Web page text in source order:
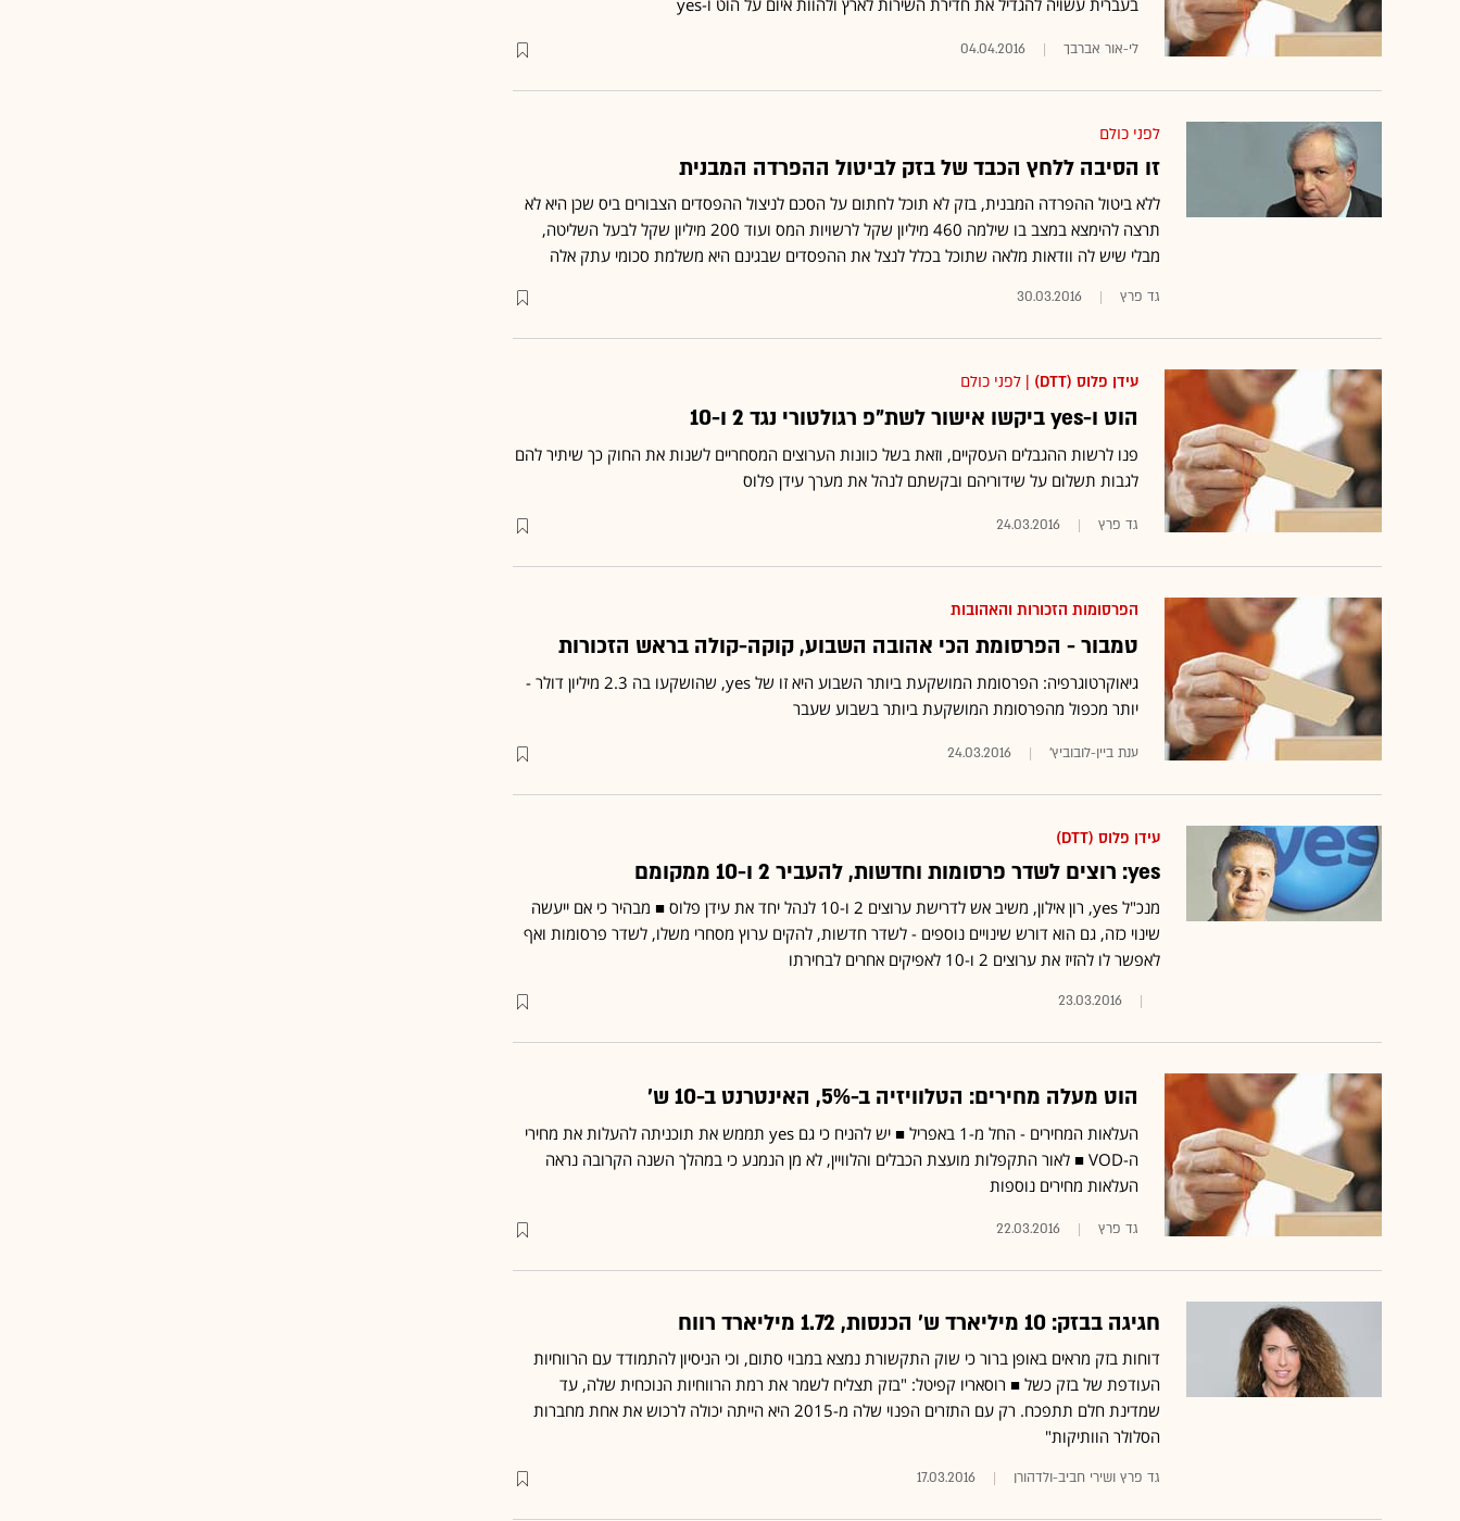
בעברית עשויה להגדיל את חדירת השירות לארץ ולהוות איום על הוט ו-yes
לי-אור אברבך 04.04.2016
לפני כולם
זו הסיבה ללחץ הכבד של בזק לביטול ההפרדה המבנית
ללא ביטול ההפרדה המבנית, בזק לא תוכל לחתום על הסכם לניצול ההפסדים הצבורים ביס שכן היא לא
תרצה להימצא במצב בו שילמה 460 מיליון שקל לרשויות המס ועוד 200 מיליון שקל לבעל השליטה,
מבלי שיש לה וודאות מלאה שתוכל בכלל לנצל את ההפסדים שבגינם היא משלמת סכומי עתק אלה
גד פרץ 30.03.2016
עידן פלוס (DTT) | לפני כולם
הוט ו-yes ביקשו אישור לשת"פ רגולטורי נגד 2 ו-10
פנו לרשות ההגבלים העסקיים, וזאת בשל כוונות הערוצים המסחריים לשנות את החוק כך שיתיר להם
לגבות תשלום על שידוריהם ובקשתם לנהל את מערך עידן פלוס
גד פרץ 24.03.2016
הפרסומות הזכורות והאהובות
טמבור - הפרסומת הכי אהובה השבוע, קוקה-קולה בראש הזכורות
גיאוקרטוגרפיה: הפרסומת המושקעת ביותר השבוע היא זו של yes, שהושקעו בה 2.3 מיליון דולר -
יותר מכפול מהפרסומת המושקעת ביותר בשבוע שעבר
ענת ביין-לובוביץ' 24.03.2016
עידן פלוס (DTT)
yes: רוצים לשדר פרסומות וחדשות, להעביר 2 ו-10 ממקומם
מנכ"ל yes, רון אילון, משיב אש לדרישת ערוצים 2 ו-10 לנהל יחד את עידן פלוס ■ מבהיר כי אם ייעשה
שינוי כזה, גם הוא דורש שינויים נוספים - לשדר חדשות, להקים ערוץ מסחרי משלו, לשדר פרסומות ואף
לאפשר לו להזיז את ערוצים 2 ו-10 לאפיקים אחרים לבחירתו
23.03.2016
הוט מעלה מחירים: הטלוויזיה ב-5%, האינטרנט ב-10 ש'
העלאות המחירים - החל מ-1 באפריל ■ יש להניח כי גם yes תממש את תוכניתה להעלות את מחירי
ה-VOD ■ לאור התקפלות מועצת הכבלים והלוויין, לא מן הנמנע כי במהלך השנה הקרובה נראה
העלאות מחירים נוספות
גד פרץ 22.03.2016
חגיגה בבזק: 10 מיליארד ש' הכנסות, 1.72 מיליארד רווח
דוחות בזק מראים באופן ברור כי שוק התקשורת נמצא במבוי סתום, וכי הניסיון להתמודד עם הרווחיות
העודפת של בזק כשל ■ רוסאריו קפיטל: "בזק תצליח לשמר את רמת הרווחיות הנוכחית שלה, עד
שמדינת חלם תתפכח. רק עם התזרים הפנוי שלה מ-2015 היא הייתה יכולה לרכוש את אחת מחברות
הסלולר הוותיקות"
גד פרץ ושירי חביב-ולדהורן 17.03.2016